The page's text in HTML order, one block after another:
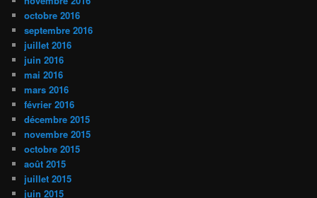
octobre 2016
septembre 2016
juillet 2016
juin 2016
mai 2016
mars 2016
février 2016
décembre 2015
novembre 2015
octobre 2015
août 2015
juillet 2015
juin 2015